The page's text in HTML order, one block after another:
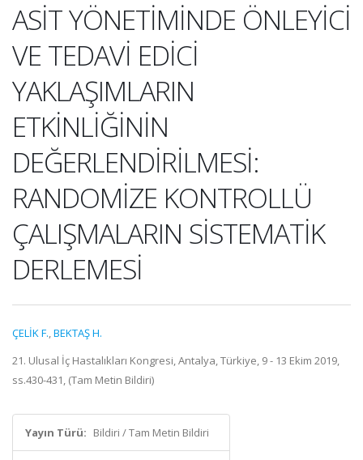
ASİT YÖNETİMİNDE ÖNLEYİCİ
VE TEDAVİ EDİCİ
YAKLAŞIMLARIN
ETKİNLİĞİNİN
DEĞERLENDİRİLMESİ:
RANDOMİZE KONTROLLÜ
ÇALIŞMALARIN SİSTEMATİK
DERLEMESİ
ÇELİK F.,BEKTAŞ H.
21. Ulusal İç Hastalıkları Kongresi, Antalya, Türkiye, 9 - 13 Ekim 2019,
ss.430-431, (Tam Metin Bildiri)
Yayın Türü: Bildiri / Tam Metin Bildiri